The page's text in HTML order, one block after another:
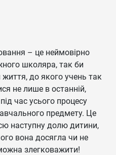
– це неймовірно
школяра, так би
до якого учень так
не лише в останній,
час усього процесу
предмету. Це
наступну долю дитини,
вона досягла чи не
злегковажити!